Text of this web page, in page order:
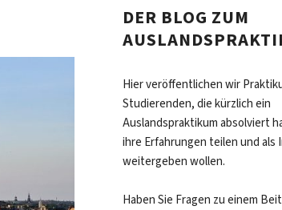
DER BLOG ZUM
Hier veröffentlichen wir
Studierenden, die kürzlich ein
Auslandspraktikum absolviert
ihre Erfahrungen teilen und als
weitergeben wollen.
Haben Sie Fragen zu einem